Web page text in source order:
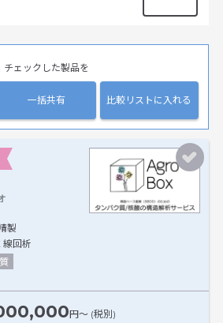
チェックした製品を
一括共有 比較リストに入れる
製
線回析
円〜 (税別)